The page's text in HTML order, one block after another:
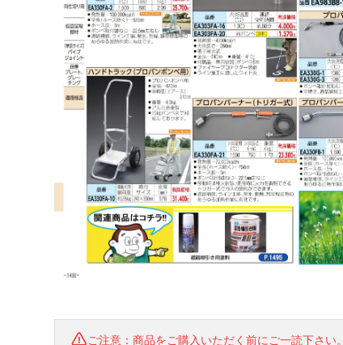
ご注意：商品をご購入いただく前にご一読下さい。